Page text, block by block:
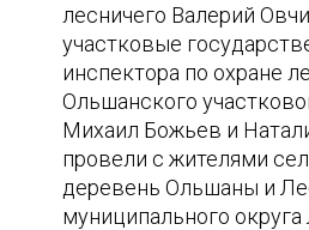
лесничего Валерий
участковые
инспектора по охране
Ольшанского
Михаил Божьев и
провели с жителями
деревень Ольшаны и
муниципального